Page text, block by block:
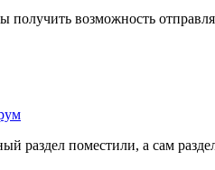
получить возможность
раздел поместили, а сам